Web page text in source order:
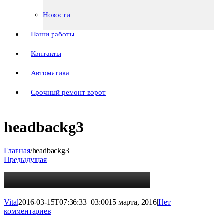
Новости
Наши работы
Контакты
Автоматика
Срочный ремонт ворот
headbackg3
Главная/headbackg3
Предыдущая
Vital2016-03-15T07:36:33+03:0015 марта, 2016|Нет
комментариев